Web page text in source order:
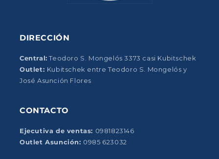
DIRECCIÓN
Central: Teodoro S. Mongelós 3373 casi Kubitschek
Outlet: Kubitschek entre Teodoro S. Mongelós y
José Asunción Flores
CONTACTO
Ejecutiva de ventas: 0981823146
Outlet Asunción: 0985 623032